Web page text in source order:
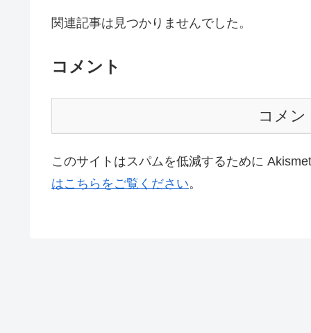
関連記事は見つかりませんでした。
コメント
コメン
このサイトはスパムを低減するために
はこちらをご覧ください。